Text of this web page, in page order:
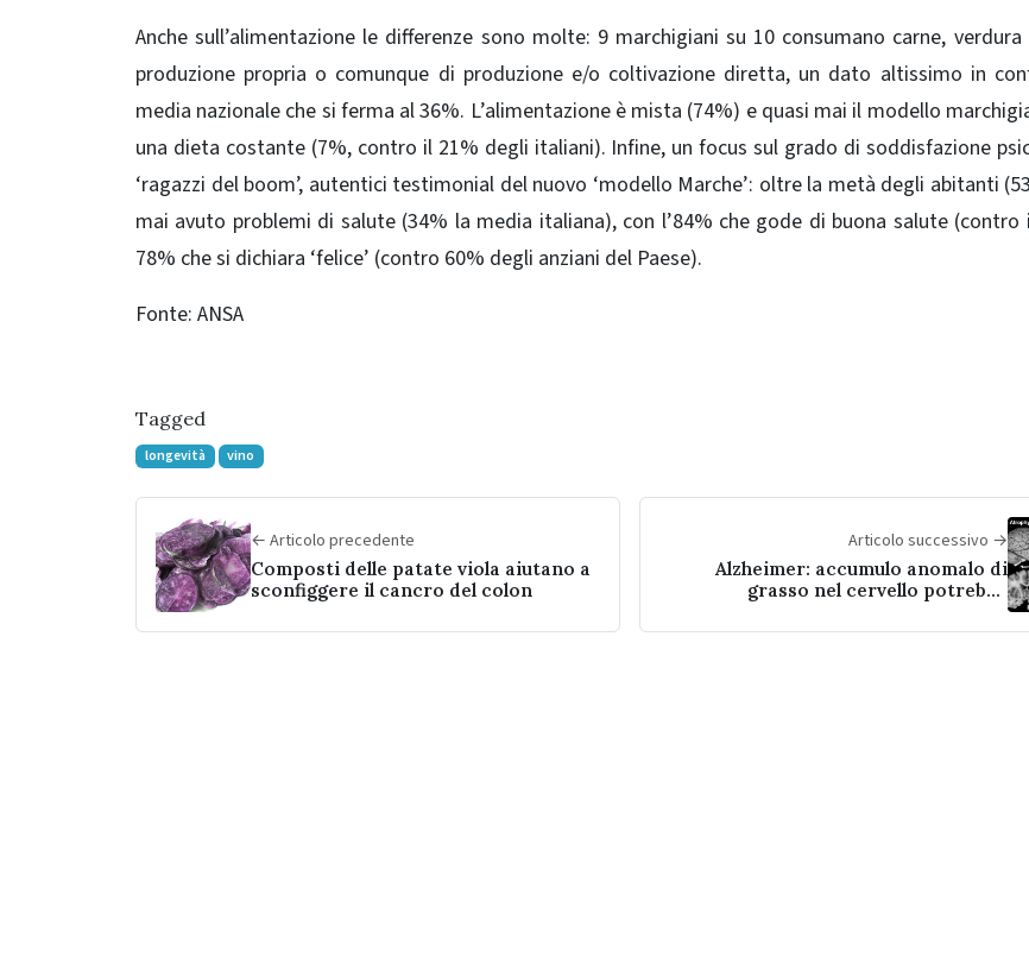
Anche sull’alimentazione le differenze sono molte: 9 marchigiani su 10 consumano carne,
produzione propria o comunque di produzione e/o coltivazione diretta, un dato altissimo in
media nazionale che si ferma al 36%. L’alimentazione è mista (74%) e quasi mai il modello
una dieta costante (7%, contro il 21% degli italiani). Infine, un focus sul grado di soddisfazione
‘ragazzi del boom’, autentici testimonial del nuovo ‘modello Marche’: oltre la metà degli abitanti
mai avuto problemi di salute (34% la media italiana), con l’84% che gode di buona salute
78% che si dichiara ‘felice’ (contro 60% degli anziani del Paese).
Fonte: ANSA
Tagged
longevità vino
← Articolo precedente
Composti delle patate viola aiutano a
sconfiggere il cancro del colon
Articolo successivo →
Alzheimer: accumulo anomalo di
grasso nel cervello potrebbe